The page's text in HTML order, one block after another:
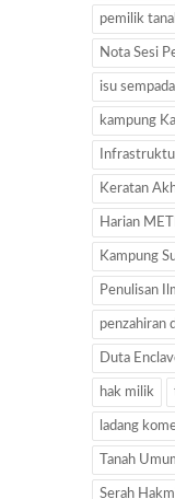
pemilik
Nota Sesi
isu
kampung
Keratan
Harian
Kampung
Penulisan
penzahiran
Duta
hak milik
ladang
Tanah
Serah